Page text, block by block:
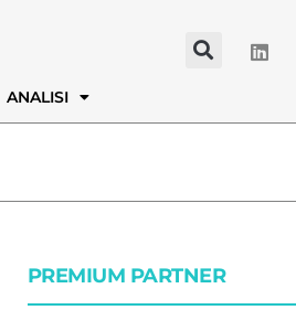
ANALISI
PREMIUM PARTNER